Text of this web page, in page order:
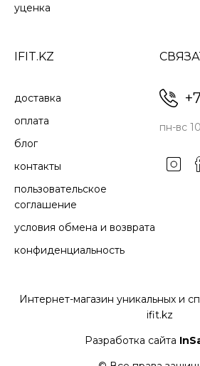
Интернет-магазин уникальных и
ifit.kz
Разработка сайта
уценка
IFIT.KZ
доставка
оплата
блог
контакты
пользовательское
соглашение
условия обмена и возврата
конфиденциальность
пн-вс